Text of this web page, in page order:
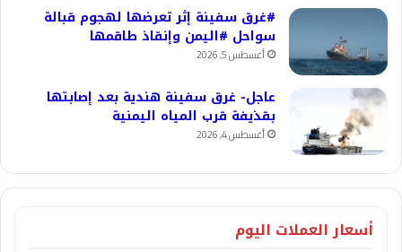
#غرق سفينة إثر تعرضها لهجوم قبالة
سواحل #اليمن وإنقاذ طاقمها
أغسطس 5, 2026
عاجل- غرق سفينة هندية بعد إصابتها
بقذيفة قرب المياه اليمنية
أغسطس 4, 2026
أسعار العملات اليوم